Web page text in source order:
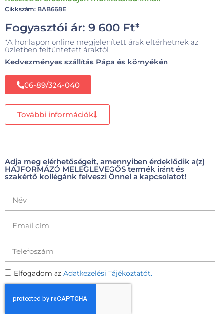
Cikkszám: BAB668E
Fogyasztói ár: 9 600 Ft*
*A honlapon online megjelenített árak eltérhetnek az
üzletben feltüntetett áraktól
Kedvezményes szállítás Pápa és környékén
06-89/324-040
További információk
Adja meg elérhetőségeit, amennyiben érdeklődik a(z)
HAJFORMÁZÓ MELEGLEVEGŐS termék iránt és
szakértő kollégánk felveszi Önnel a kapcsolatot!
Elfogadom az Adatkezelési Tájékoztatót.